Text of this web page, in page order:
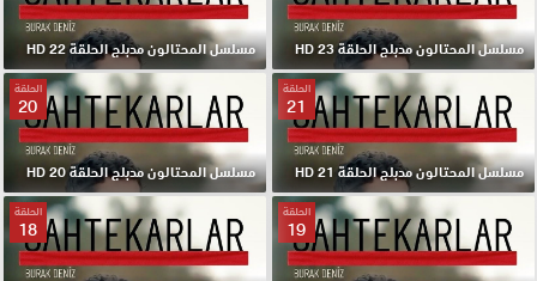
مسلسل المحتالون مدبلج الحلقة 23 HD مسلسل المحتالون مدبلج الحلقة 22 HD
الحلقة
21
مسلسل المحتالون مدبلج الحلقة 21 HD
الحلقة
20
مسلسل المحتالون مدبلج الحلقة 20 HD
الحلقة
19
الحلقة
18